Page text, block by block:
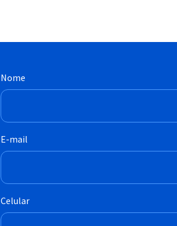
Nome
E-mail
Celular